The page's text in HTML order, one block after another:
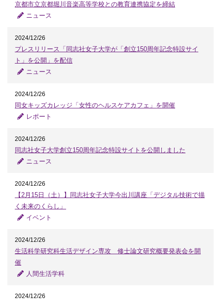
京都市立京都堀川音楽高等学校との教育連携協定を締結
ニュース
2024/12/26
プレスリリース「同志社女子大学が「創立150周年記念特設サイ
ト」を公開」を配信
ニュース
2024/12/26
同女キッズカレッジ「女性のヘルスケアカフェ」を開催
レポート
2024/12/26
同志社女子大学創立150周年記念特設サイトを公開しました
ニュース
2024/12/26
【2月15日（土）】同志社女子大学今出川講座「デジタル技術で描
く未来のくらし」
イベント
2024/12/26
生活科学研究科生活デザイン専攻 修士論文研究概要発表会を開
催
人間生活学科
2024/12/26